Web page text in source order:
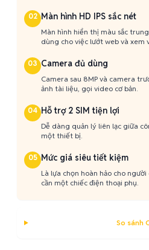
02 Màn hình HD IPS sắc nét
Màn hình hiển thị màu sắc
dùng cho việc lướt web và xem
03 Camera đủ dùng
Camera sau 8MP và camera
ảnh tài liệu, gọi video cơ bản.
04 Hỗ trợ 2 SIM tiện lợi
Dễ dàng quản lý liên lạc giữa
một thiết bị.
05 Mức giá siêu tiết kiệm
Là lựa chọn hoàn hảo cho
cần một chiếc điện thoại phụ.
So sánh